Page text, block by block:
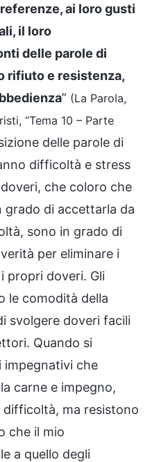
ai loro gusti
il loro
delle parole di
rifiuto e resistenza,
” (La Parola,
“Tema 10 – Parte
delle parole di
difficoltà e stress
che coloro che
grado di accettarla da
sono in grado di
per eliminare i
propri doveri. Gli
le comodità della
svolgere doveri facili
Quando si
che
carne e impegno,
difficoltà, ma resistono
che il mio
a quello degli